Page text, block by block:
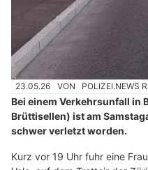
23.05.26 VON POLIZEI.NEWS
Bei einem Verkehrsunfall in
Brüttisellen) ist am
schwer verletzt worden.
Kurz vor 19 Uhr fuhr eine